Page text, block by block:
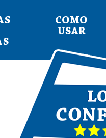
COMO
USAR